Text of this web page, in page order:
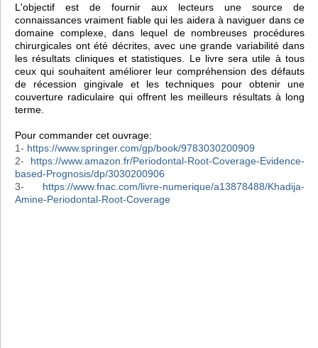
L'objectif est de fournir aux lecteurs une source de
connaissances vraiment fiable qui les aidera à naviguer dans ce
domaine complexe, dans lequel de nombreuses procédures
chirurgicales ont été décrites, avec une grande variabilité dans
les résultats cliniques et statistiques. Le livre sera utile à tous
ceux qui souhaitent améliorer leur compréhension des défauts
de récession gingivale et les techniques pour obtenir une
couverture radiculaire qui offrent les meilleurs résultats à long
terme.
Pour commander cet ouvrage:
1- https://www.springer.com/gp/book/9783030200909
2- https://www.amazon.fr/Periodontal-Root-Coverage-Evidence-
based-Prognosis/dp/3030200906
3- https://www.fnac.com/livre-numerique/a13878488/Khadija-
Amine-Periodontal-Root-Coverage